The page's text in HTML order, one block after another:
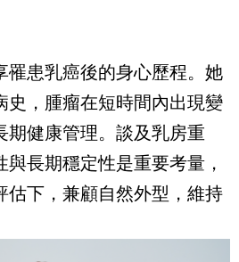
罹患乳癌後的身心歷程。她
史，腫瘤在短時間內出現變
期健康管理。談及乳房重
長期穩定性是重要考量，
估下，兼顧自然外型，維持